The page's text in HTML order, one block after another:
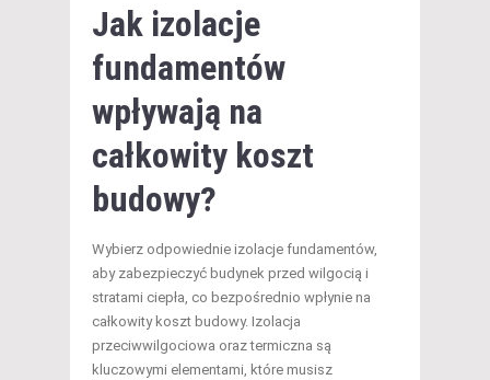
Jak izolacje
fundamentów
wpływają na
całkowity koszt
budowy?
Wybierz odpowiednie izolacje fundamentów,
aby zabezpieczyć budynek przed wilgocią i
stratami ciepła, co bezpośrednio wpłynie na
całkowity koszt budowy. Izolacja
przeciwwilgociowa oraz termiczna są
kluczowymi elementami, które musisz